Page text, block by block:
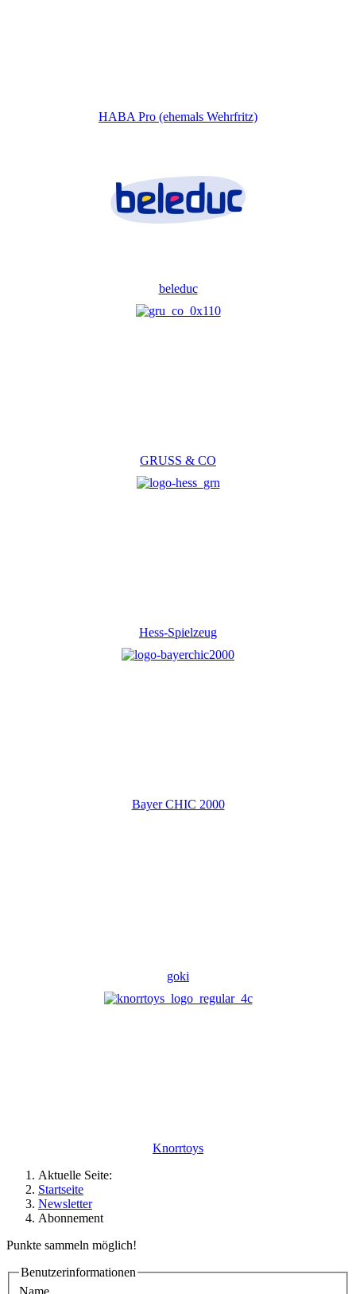
HABA Pro (ehemals Wehrfritz)
beleduc
GRUSS & CO
Hess-Spielzeug
Bayer CHIC 2000
goki
Knorrtoys
Aktuelle Seite:
Startseite
Newsletter
Abonnement
Punkte sammeln möglich!
Benutzerinformationen
Name